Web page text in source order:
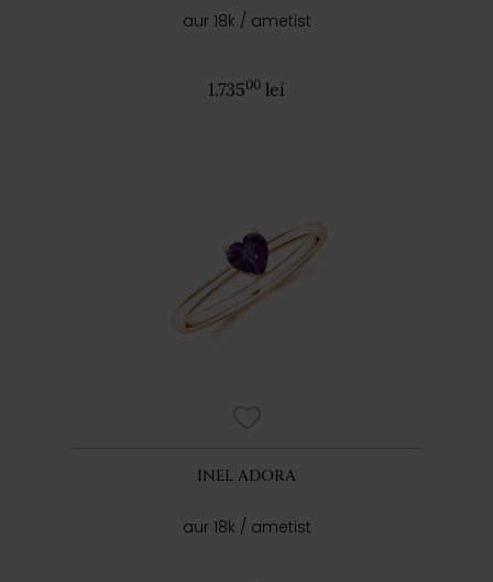
aur 18k / ametist
1.73500 lei
INEL ADORA
aur 18k / ametist